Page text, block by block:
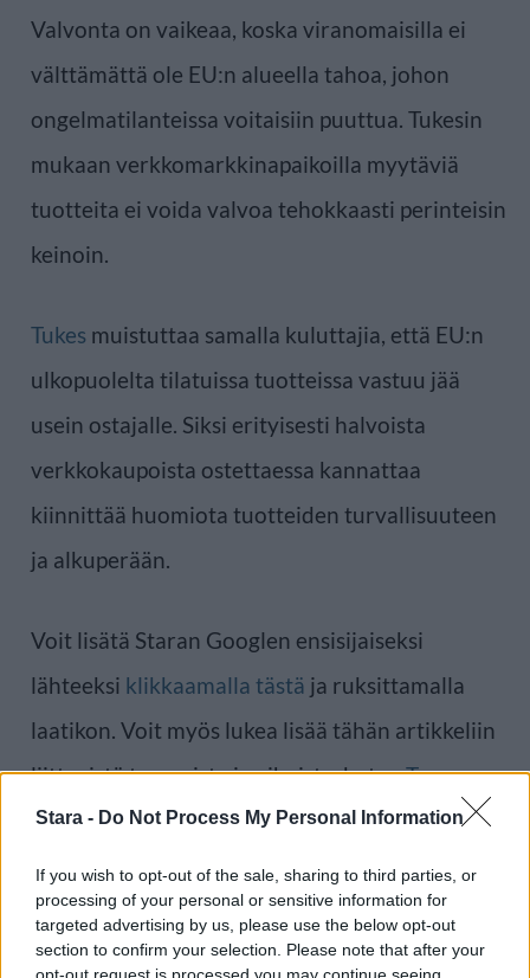
Stara - Do Not Process My Personal Information
If you wish to opt-out of the sale, sharing to third parties, or
processing of your personal or sensitive information for
targeted advertising by us, please use the below opt-out
section to confirm your selection. Please note that after your
Valvonta on vaikeaa, koska viranomaisilla ei
välttämättä ole EU:n alueella tahoa, johon
ongelmatilanteissa voitaisiin puuttua. Tukesin
mukaan verkkomarkkinapaikoilla myytäviä
tuotteita ei voida valvoa tehokkaasti perinteisin
keinoin.
Tukes muistuttaa samalla kuluttajia, että EU:n
ulkopuolelta tilatuissa tuotteissa vastuu jää
usein ostajalle. Siksi erityisesti halvoista
verkkokaupoista ostettaessa kannattaa
kiinnittää huomiota tuotteiden turvallisuuteen
ja alkuperään.
Voit lisätä Staran Googlen ensisijaiseksi
lähteeksi klikkaamalla tästä ja ruksittamalla
laatikon. Voit myös lukea lisää tähän artikkeliin
liittyvistä teemoista ja aiheista, kutenTemu,
verkkokauppatai laajemmin samasta
aihealueesta Terveys -osioistamme.
Ilmoita virheestä·Tietoa meistä·Toimitusperiaatteet